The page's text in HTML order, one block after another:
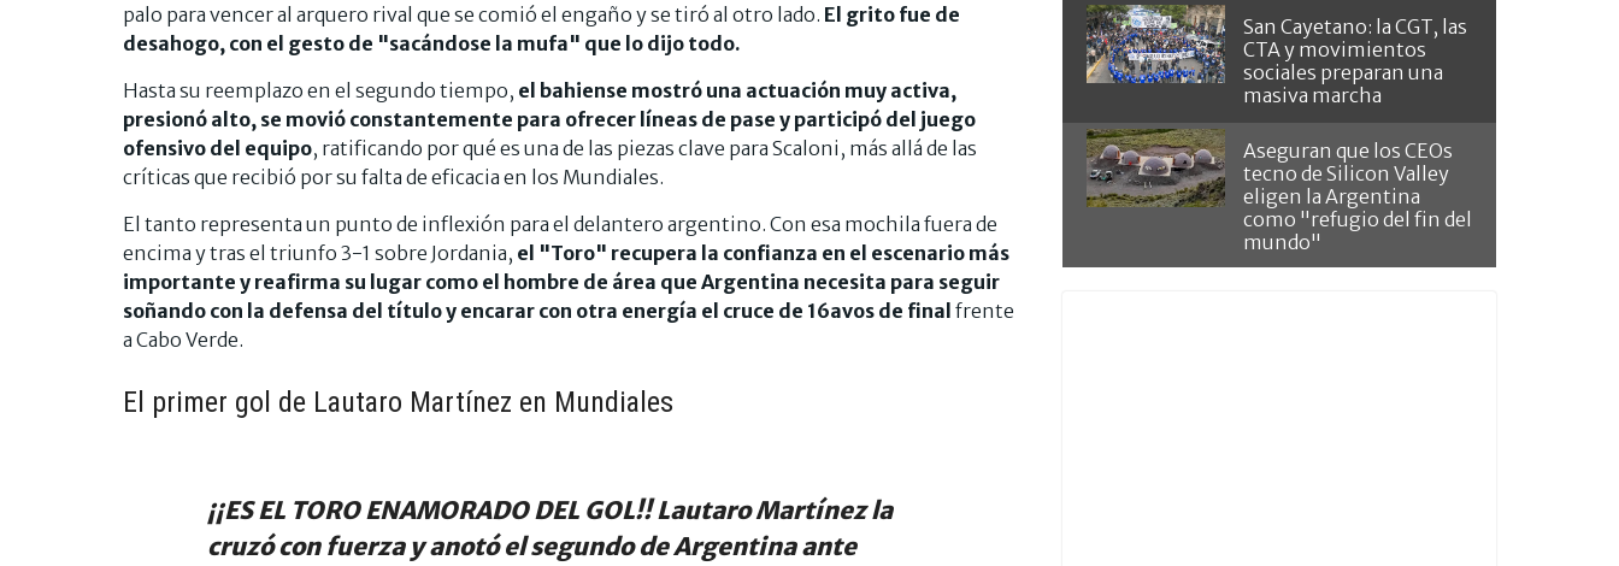
palo para vencer al arquero rival que se comió el engaño y se tiró al otro lado. El grito fue de
desahogo, con el gesto de "sacándose la mufa" que lo dijo todo.
Hasta su reemplazo en el segundo tiempo, el bahiense mostró una actuación muy activa,
presionó alto, se movió constantemente para ofrecer líneas de pase y participó del juego
ofensivo del equipo, ratificando por qué es una de las piezas clave para Scaloni, más allá de las
críticas que recibió por su falta de eficacia en los Mundiales.
El tanto representa un punto de inflexión para el delantero argentino. Con esa mochila fuera de
encima y tras el triunfo 3-1 sobre Jordania, el "Toro" recupera la confianza en el escenario más
importante y reafirma su lugar como el hombre de área que Argentina necesita para seguir
soñando con la defensa del título y encarar con otra energía el cruce de 16avos de final frente
a Cabo Verde.
El primer gol de Lautaro Martínez en Mundiales
¡¡ES EL TORO ENAMORADO DEL GOL!! Lautaro Martínez la
cruzó con fuerza y anotó el segundo de Argentina ante
San Cayetano: la CGT, las
CTA y movimientos
sociales preparan una
masiva marcha
Aseguran que los CEOs
tecno de Silicon Valley
eligen la Argentina
como "refugio del fin del
mundo"